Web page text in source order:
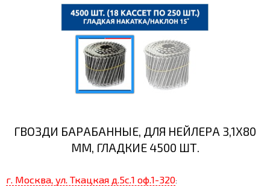
ГВОЗДИ БАРАБАННЫЕ, ДЛЯ НЕЙЛЕРА 3,1Х80
ММ, ГЛАДКИЕ 4500 ШТ.
г. Москва, ул. Ткацкая д.5с.1 оф.1-320: